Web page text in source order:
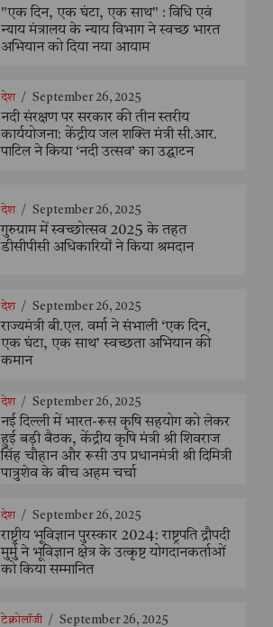
"एक दिन, एक घंटा, एक साथ" : विधि एवं
न्याय मंत्रालय के न्याय विभाग ने स्वच्छ भारत
अभियान को दिया नया आयाम
देश / September 26, 2025
नदी संरक्षण पर सरकार की तीन स्तरीय
कार्ययोजना: केंद्रीय जल शक्ति मंत्री सी.आर.
पाटिल ने किया ‘नदी उत्सव’ का उद्घाटन
देश / September 26, 2025
गुरुग्राम में स्वच्छोत्सव 2025 के तहत
डीसीपीसी अधिकारियों ने किया श्रमदान
देश / September 26, 2025
राज्यमंत्री बी.एल. वर्मा ने संभाली ‘एक दिन,
एक घंटा, एक साथ’ स्वच्छता अभियान की
कमान
देश / September 26, 2025
नई दिल्ली में भारत-रूस कृषि सहयोग को लेकर
हुई बड़ी बैठक, केंद्रीय कृषि मंत्री श्री शिवराज
सिंह चौहान और रूसी उप प्रधानमंत्री श्री दिमित्री
पात्रुशेव के बीच अहम चर्चा
देश / September 26, 2025
राष्ट्रीय भूविज्ञान पुरस्कार 2024: राष्ट्रपति द्रौपदी
मुर्मु ने भूविज्ञान क्षेत्र के उत्कृष्ट योगदानकर्ताओं
को किया सम्मानित
टेक्नोलॉजी / September 26, 2025